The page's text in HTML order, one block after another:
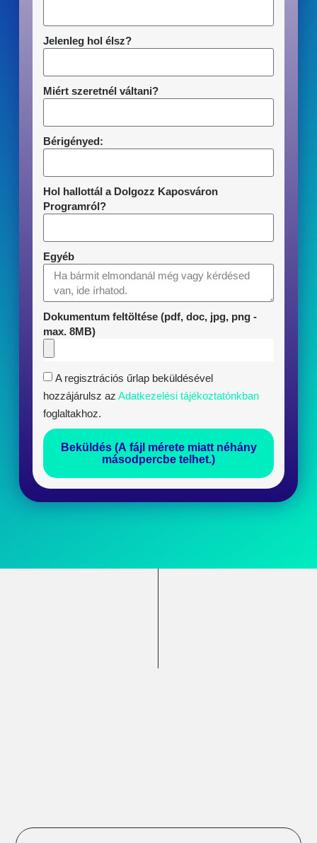
Jelenleg hol élsz?
Miért szeretnél váltani?
Bérigényed:
Hol hallottál a Dolgozz Kaposváron
Programról?
Egyéb
Dokumentum feltöltése (pdf, doc, jpg, png -
max. 8MB)
A regisztrációs űrlap beküldésével
hozzájárulsz az Adatkezelési tájékoztatónkban
foglaltakhoz.
Beküldés (A fájl mérete miatt néhány
másodpercbe telhet.)